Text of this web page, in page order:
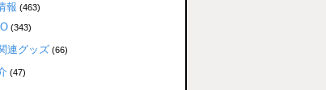
報 (463)
(343)
連グッズ (66)
(47)